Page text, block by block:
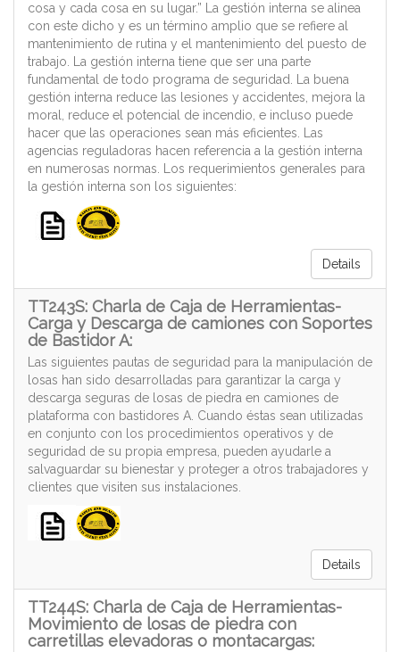
cosa y cada cosa en su lugar.” La gestión interna se alinea
con este dicho y es un término amplio que se refiere al
mantenimiento de rutina y el mantenimiento del puesto de
trabajo. La gestión interna tiene que ser una parte
fundamental de todo programa de seguridad. La buena
gestión interna reduce las lesiones y accidentes, mejora la
moral, reduce el potencial de incendio, e incluso puede
hacer que las operaciones sean más eficientes. Las
agencias reguladoras hacen referencia a la gestión interna
en numerosas normas. Los requerimientos generales para
la gestión interna son los siguientes:
Details
TT243S: Charla de Caja de Herramientas-
Carga y Descarga de camiones con Soportes
de Bastidor A:
Las siguientes pautas de seguridad para la manipulación de
losas han sido desarrolladas para garantizar la carga y
descarga seguras de losas de piedra en camiones de
plataforma con bastidores A. Cuando éstas sean utilizadas
en conjunto con los procedimientos operativos y de
seguridad de su propia empresa, pueden ayudarle a
salvaguardar su bienestar y proteger a otros trabajadores y
clientes que visiten sus instalaciones.
Details
TT244S: Charla de Caja de Herramientas-
Movimiento de losas de piedra con
carretillas elevadoras o montacargas: